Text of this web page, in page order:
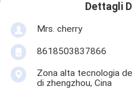
Dettagli
Mrs. cherry
8618503837866
Zona alta tecnologia
di zhengzhou, Cina